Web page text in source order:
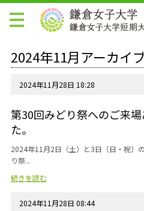
2024年11月アーカイ
2024年11月28日 18:28
第30回みどり祭へのご来
た。
2024年11月2日（土）と3日（日・祝）
り祭...
続きを読む
2024年11月28日 08:44